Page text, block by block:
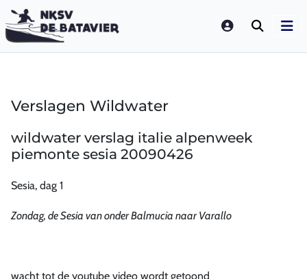
LOGIN
Verslagen Wildwater
wildwater verslag italie alpenweek
piemonte sesia 20090426
Sesia, dag 1
Zondag, de Sesia van onder Balmucia naar Varallo
wacht tot de youtube video wordt getoond